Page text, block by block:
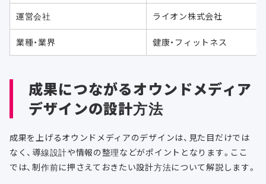
運営会社 ライオン株式会社
業種・業界 健康・フィットネス
成果につながるオウンドメディア
デザインの設計方法
成果を上げるオウンドメディアのデザインは、見た目だけでは
なく、導線設計や情報の整理などがポイントとなります。ここ
では、制作前に押さえておきたい設計方法について解説します。